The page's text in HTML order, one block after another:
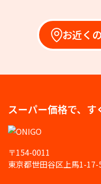
お近く
スーパー価格で、す
〒154-0011
東京都世田谷区上馬1-17-